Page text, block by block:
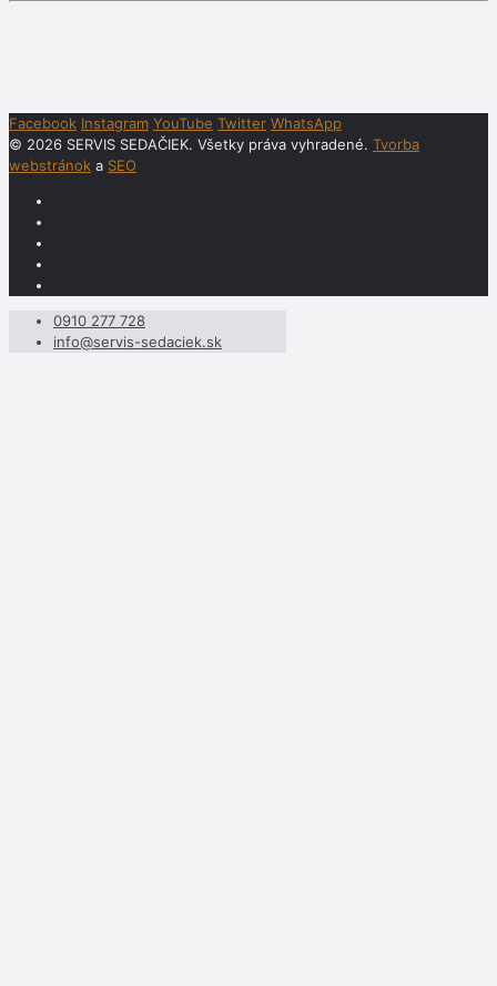
Facebook Instagram YouTube Twitter WhatsApp
© 2026 SERVIS SEDAČIEK. Všetky práva vyhradené. Tvorba
webstránok a SEO
0910 277 728
info@servis-sedaciek.sk